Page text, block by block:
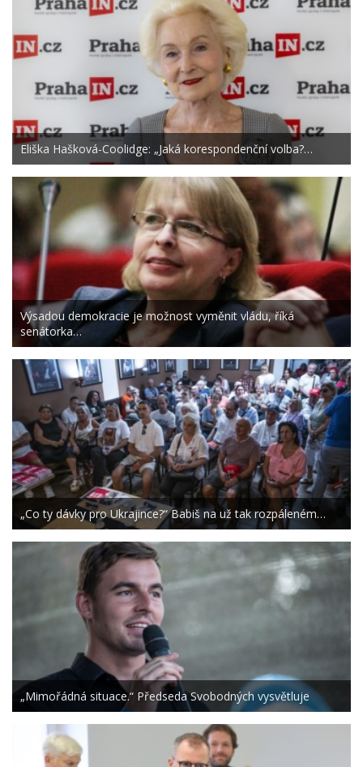
Eliška Hašková-Coolidge: „Jaká korespondenční volba?…
Výsadou demokracie je možnost vyměnit vládu, říká
senátorka…
„Co ty dávky pro Ukrajince?“ Babiš na už tak rozpáleném…
„Mimořádná situace.“ Předseda Svobodných vysvětluje